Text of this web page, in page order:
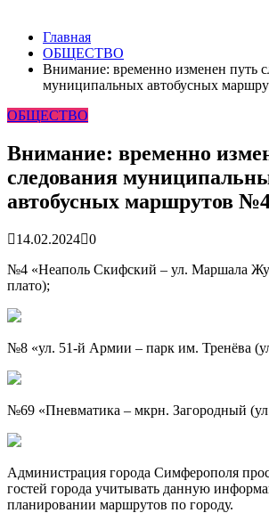
После атаки БПЛА на поезд
Крыму эвакуировали всех
Услуги дератизации в
Правительство России выделит
Более 25 тысяч «квадратов»
время...26.02.2026
В Симферополе очищают реку
от Потёмкинской до Гагарина...
Главная
ОБЩЕСТВО
Внимание: временно изменен путь
муниципальных автобусных
ОБЩЕСТВО
Внимание: временно
следования
автобусных маршрутов
14.02.2024 0
№4 «Неаполь Скифский – ул. Маршала
плато);
№8 «ул. 51-й Армии – парк им. Тренёва
№69 «Пневматика – мкрн. Загородный
Администрация города Симферополя
гостей города учитывать данную
планировании маршрутов по городу.